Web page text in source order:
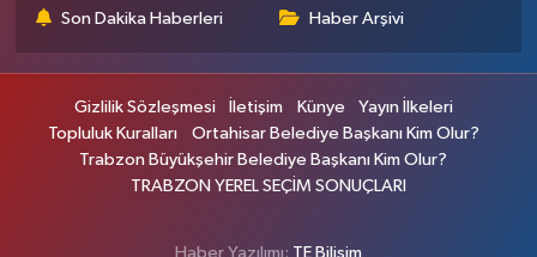
Son Dakika Haberleri Haber Arşivi
Gizlilik Sözleşmesi İletişim Künye
Yayın İlkeleri
Topluluk Kuralları
Ortahisar Belediye Başkanı Kim Olur?
Trabzon Büyükşehir Belediye Başkanı Kim Olur?
TRABZON YEREL SEÇİM SONUÇLARI
Haber Yazılımı: TE Bilişim